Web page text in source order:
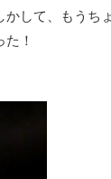
して、もうち
！